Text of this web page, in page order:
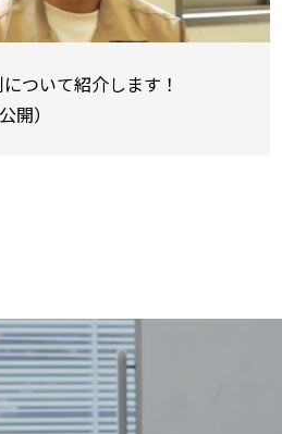
ついて紹介します！
開）